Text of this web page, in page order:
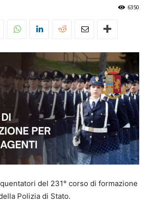
6350
del 231° corso di formazione
Polizia di Stato.